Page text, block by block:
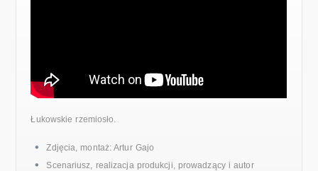
Łukowskie rzemiosło.
Zdjęcia, montaż: Artur Gajo
Scenariusz, realizacja produkcji, prowadzący i autor